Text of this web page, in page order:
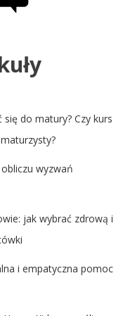
do matury? Czy kurs
wyzwań
jak wybrać zdrową i
i empatyczna pomoc